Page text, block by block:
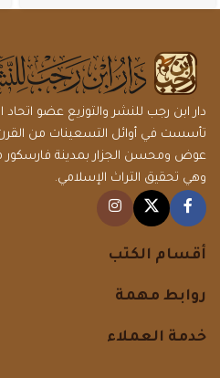
دار ابن رجب للنشر والتوزيع عضو
تأسست في أوائل التسعينات من
عوض ومحسن الجزار بمدينة فارسكور
وهي تحقيق التراث الإسلامي.
أقسام الكتب
روابط مهمة
خدمة العملاء